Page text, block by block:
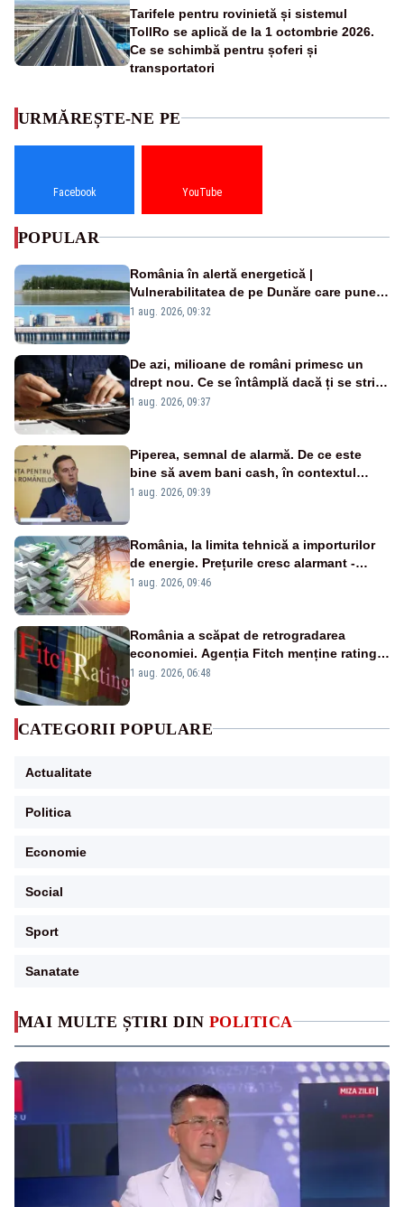
Tarifele pentru rovinietă și sistemul
TollRo se aplică de la 1 octombrie 2026.
Ce se schimbă pentru șoferi și
transportatori
MAI MULTE ȘTIRI DIN POLITICA
URMĂREȘTE-NE PE
Facebook YouTube
POPULAR
România în alertă energetică |
Vulnerabilitatea de pe Dunăre care pune
în pericol Centrala Cernavodă era
1 aug. 2026, 09:32
De azi, milioane de români primesc un
drept nou. Ce se întâmplă dacă ți se strică
un produs
1 aug. 2026, 09:37
Piperea, semnal de alarmă. De ce este
bine să avem bani cash, în contextul
alertei energetice?
1 aug. 2026, 09:39
România, la limita tehnică a importurilor
de energie. Prețurile cresc alarmant -
Analiză Realitatea Plus
1 aug. 2026, 09:46
România a scăpat de retrogradarea
economiei. Agenția Fitch menține ratingul
„BBB-” cu perspectivă negativă
1 aug. 2026, 06:48
CATEGORII POPULARE
Actualitate
Politica
Economie
Social
Sport
Sanatate